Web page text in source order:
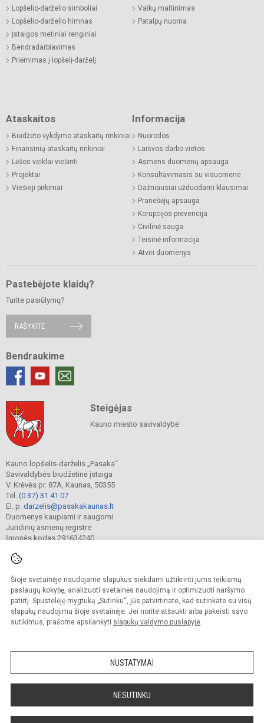
Šioje svetainėje naudojame slapukus siekdami užtikrinti jums teikiamų
paslaugų kokybę, analizuoti svetainės naudojimą ir optimizuoti naršymo
patirtį. Spustelėję mygtuką „Sutinku“, jūs patvirtinate, kad sutinkate su visų
slapukų naudojimu šioje svetainėje. Jei norite atšaukti arba pakeisti savo
sutikimus, prašome apsilankyti slapukų valdymo puslapyje.
NUSTATYMAI
NESUTINKU
Lopšelio-darželio simboliai
Lopšelio-darželio himnas
Įstaigos metiniai renginiai
Bendradarbiavimas
Priėmimas į lopšelį-darželį
Vaikų maitinimas
Patalpų nuoma
Ataskaitos
Biudžeto vykdymo ataskaitų rinkiniai
Finansinių ataskaitų rinkiniai
Lėšos veiklai viešinti
Projektai
Viešieji pirkimai
Informacija
Nuorodos
Laisvos darbo vietos
Asmens duomenų apsauga
Konsultavimasis su visuomene
Dažniausiai užduodami klausimai
Pranešėjų apsauga
Korupcijos prevencija
Civilinė sauga
Teisinė informacija
Atviri duomenys
Pastebėjote klaidų?
Turite pasiūlymų?
RAŠYKITE
Bendraukime
Steigėjas
Kauno miesto savivaldybė
Kauno lopšelis-darželis „Pasaka“
Savivaldybės biudžetinė įstaiga
V. Krėvės pr. 87A, Kaunas, 50355
Tel. (0 37) 31 41 07
El. p. darzelis@pasakakaunas.lt
Duomenys kaupiami ir saugomi
Juridinių asmenų registre
Įmonės kodas 291634240
© 2022. Kauno lopšelis-darželis „Pasaka“. Visos teisės saugomos.
Kopijuoti turinį be raštiško įstaigos administracijos sutikimo griežtai draudžiama.
Prieinamumo paraiška Slapukų valdymas
Sumanus būdas atnaujinti